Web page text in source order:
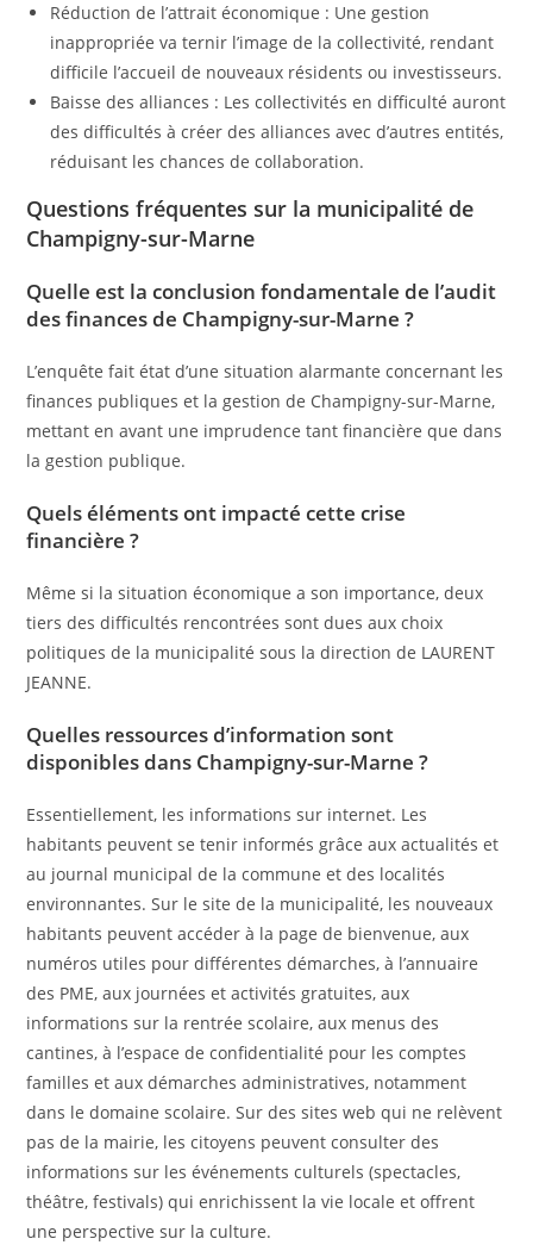
Réduction de l’attrait économique : Une gestion
inappropriée va ternir l’image de la collectivité, rendant
difficile l’accueil de nouveaux résidents ou investisseurs.
Baisse des alliances : Les collectivités en difficulté auront
des difficultés à créer des alliances avec d’autres entités,
réduisant les chances de collaboration.
Questions fréquentes sur la municipalité de
Champigny-sur-Marne
Quelle est la conclusion fondamentale de l’audit
des finances de Champigny-sur-Marne ?
L’enquête fait état d’une situation alarmante concernant les
finances publiques et la gestion de Champigny-sur-Marne,
mettant en avant une imprudence tant financière que dans
la gestion publique.
Quels éléments ont impacté cette crise
financière ?
Même si la situation économique a son importance, deux
tiers des difficultés rencontrées sont dues aux choix
politiques de la municipalité sous la direction de LAURENT
JEANNE.
Quelles ressources d’information sont
disponibles dans Champigny-sur-Marne ?
Essentiellement, les informations sur internet. Les
habitants peuvent se tenir informés grâce aux actualités et
au journal municipal de la commune et des localités
environnantes. Sur le site de la municipalité, les nouveaux
habitants peuvent accéder à la page de bienvenue, aux
numéros utiles pour différentes démarches, à l’annuaire
des PME, aux journées et activités gratuites, aux
informations sur la rentrée scolaire, aux menus des
cantines, à l’espace de confidentialité pour les comptes
familles et aux démarches administratives, notamment
dans le domaine scolaire. Sur des sites web qui ne relèvent
pas de la mairie, les citoyens peuvent consulter des
informations sur les événements culturels (spectacles,
théâtre, festivals) qui enrichissent la vie locale et offrent
une perspective sur la culture.